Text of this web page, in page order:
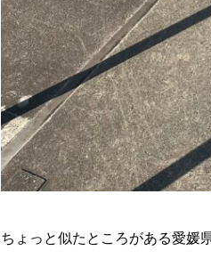
ちょっと似たところがある愛媛